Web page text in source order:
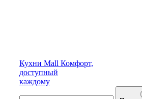
Кухни Mall Комфорт,
доступный
каждому